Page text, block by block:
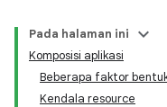
Pada halaman ini
Komposisi aplikasi
Beberapa faktor
Kendala resource